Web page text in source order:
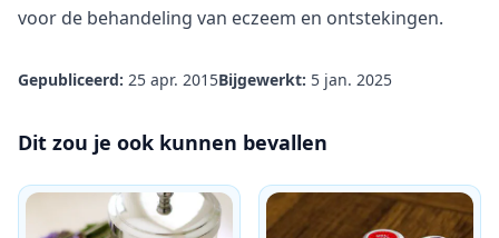
voor de behandeling van eczeem en ontstekingen.
Gepubliceerd: 25 apr. 2015Bijgewerkt: 5 jan. 2025
Dit zou je ook kunnen bevallen